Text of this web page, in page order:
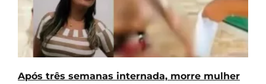
Após três semanas internada, morre mulher